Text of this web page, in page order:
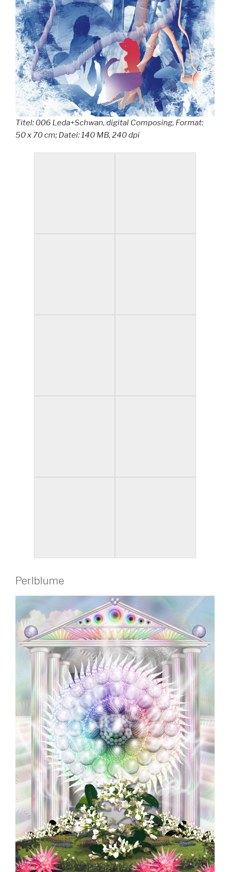
Titel: 006 Leda+Schwan, digital Composing, Format:
50 x 70 cm; Datei: 140 MB, 240 dpi
Perlblume